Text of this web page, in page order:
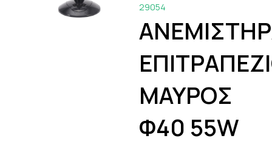
29054
ΜΑΥΡΟΣ
Φ40 55W